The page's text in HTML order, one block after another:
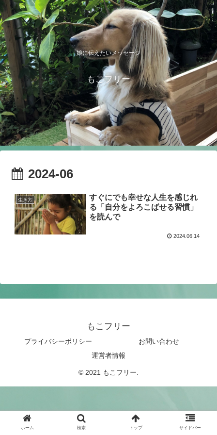
娘に伝えたいメッセージ
もこフリー
2024-06
生き方
すぐにでも幸せな人生を感じれ
る「自分をよろこばせる習慣」
を読んで
2024.06.14
もこフリー
プライバシーポリシー
お問い合わせ
運営者情報
© 2021 もこフリー.
ホーム 検索 トップ サイドバー